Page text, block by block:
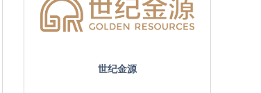
世纪金源